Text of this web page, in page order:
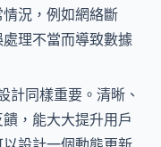
況，例如網絡斷
理不當而導致數據
計同樣重要。清晰、
，能大大提升用戶